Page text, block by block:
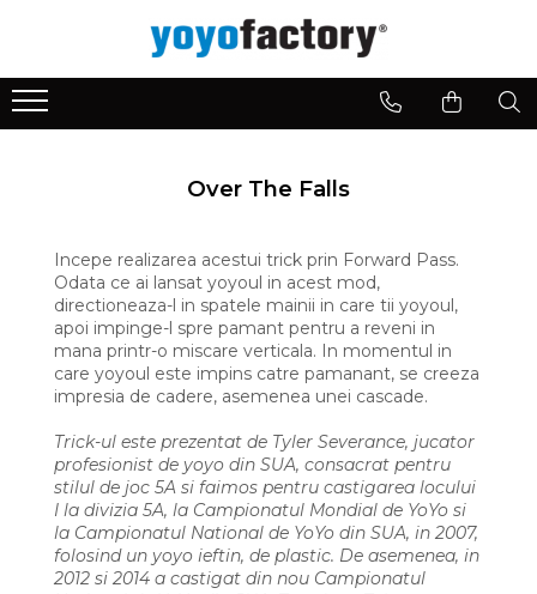
Yoyo dupa nivel
Yoyo pentru Incepatori
Yoyo dupa stil de joc
Yoyo Clasic
Accesorii yoyo & Diverse
Ate pentru yoyo
Invata despre yoyo
Componentele unui Yoyo
Over The Falls
Incepe realizarea acestui trick prin Forward Pass.
Odata ce ai lansat yoyoul in acest mod,
directioneaza-l in spatele mainii in care tii yoyoul,
apoi impinge-l spre pamant pentru a reveni in
mana printr-o miscare verticala. In momentul in
care yoyoul este impins catre pamanant, se creeza
impresia de cadere, asemenea unei cascade.
Trick-ul este prezentat de Tyler Severance, jucator
profesionist de yoyo din SUA, consacrat pentru
stilul de joc 5A si faimos pentru castigarea locului
I la divizia 5A, la Campionatul Mondial de YoYo si
la Campionatul National de YoYo din SUA, in 2007,
folosind un yoyo ieftin, de plastic. De asemenea, in
2012 si 2014 a castigat din nou Campionatul